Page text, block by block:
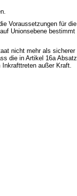
Voraussetzungen für die
Unionsebene bestimmt
nicht mehr als sicherer
die in Artikel 16a Absatz
außer Kraft.